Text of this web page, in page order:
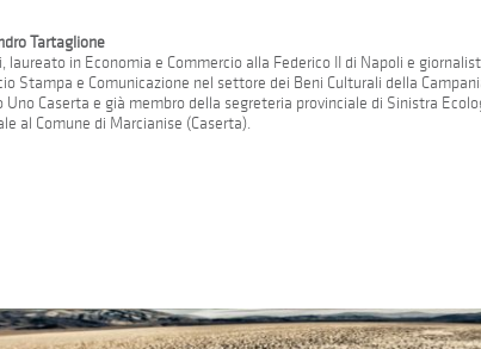
Tartaglione
laureato in Economia e Commercio alla Federico II di Napoli e
Stampa e Comunicazione nel settore dei Beni Culturali della
Uno Caserta e già membro della segreteria provinciale di Sinistra
al Comune di Marcianise (Caserta).